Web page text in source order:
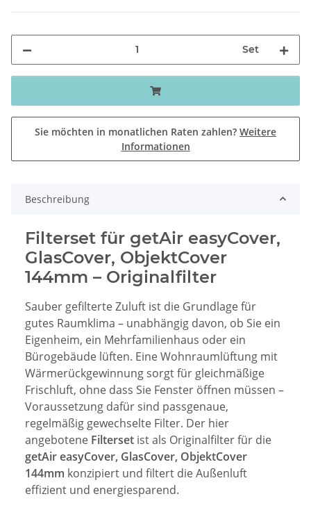
Set
Sie möchten in monatlichen Raten zahlen? Weitere
Informationen
Beschreibung
Filterset für getAir easyCover,
GlasCover, ObjektCover
144mm – Originalfilter
Sauber gefilterte Zuluft ist die Grundlage für
gutes Raumklima – unabhängig davon, ob Sie ein
Eigenheim, ein Mehrfamilienhaus oder ein
Bürogebäude lüften. Eine Wohnraumlüftung mit
Wärmerückgewinnung sorgt für gleichmäßige
Frischluft, ohne dass Sie Fenster öffnen müssen –
Voraussetzung dafür sind passgenaue,
regelmäßig gewechselte Filter. Der hier
angebotene Filterset ist als Originalfilter für die
getAir easyCover, GlasCover, ObjektCover
144mm konzipiert und filtert die Außenluft
effizient und energiesparend.